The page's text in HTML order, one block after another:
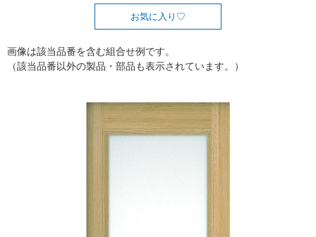
お気に入り
画像は該当品番を含む組合せ例です。
（該当品番以外の製品・部品も表示されています。）